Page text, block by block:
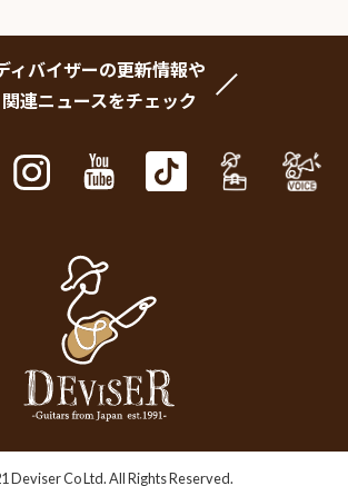
ィバイザーの更新情報や
関連ニュースをチェック
Deviser Co Ltd. All Rights Reserved.